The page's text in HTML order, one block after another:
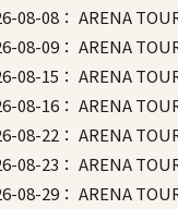
08-08： ARENA
08-09： ARENA
08-15： ARENA
08-16： ARENA
08-22： ARENA
08-23： ARENA
08-29： ARENA